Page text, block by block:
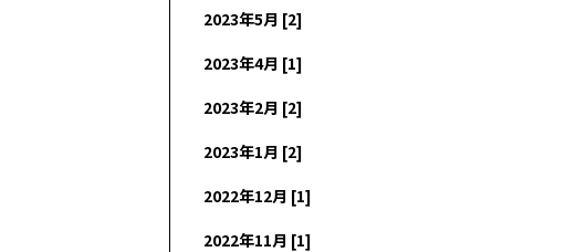
2023年5月 [2]
2023年4月 [1]
2023年2月 [2]
2023年1月 [2]
2022年12月 [1]
2022年11月 [1]